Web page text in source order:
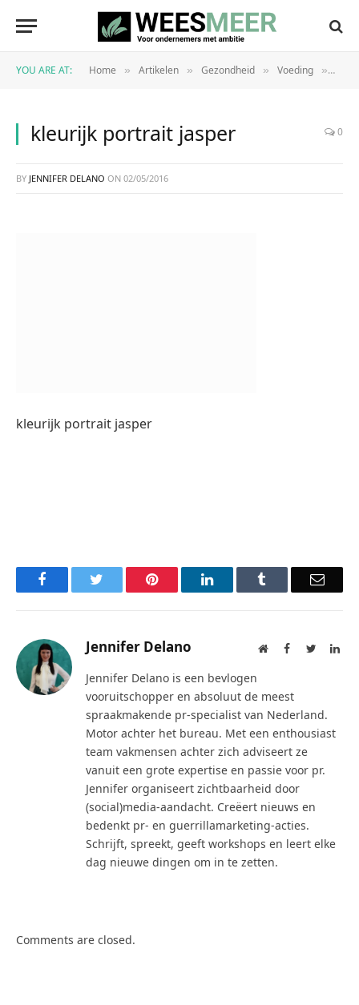
YOU ARE AT: Home » Artikelen » Gezondheid » Voeding »
kleurijk portrait jasper 0
BY JENNIFER DELANO ON 02/05/2016
kleurijk portrait jasper
Facebook Pinterest LinkedIn Email
Jennifer Delano WebsiteFacebook
Twitter
Jennifer Delano is een bevlogen
vooruitschopper en absoluut de meest
spraakmakende pr-specialist van Nederland.
Motor achter het bureau. Met een enthousiast
team vakmensen achter zich adviseert ze
vanuit een grote expertise en passie voor pr.
Jennifer organiseert zichtbaarheid door
(social)media-aandacht. Creëert nieuws en
bedenkt pr- en guerrillamarketing-acties.
Schrijft, spreekt, geeft workshops en leert elke
dag nieuwe dingen om in te zetten.
Comments are closed.